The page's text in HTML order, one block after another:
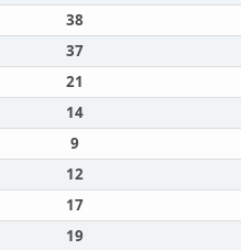
38
37
21
14
9
12
17
19